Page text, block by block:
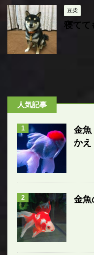
豆柴
寝てて
人気記事
1
金魚
かえ
2 金魚